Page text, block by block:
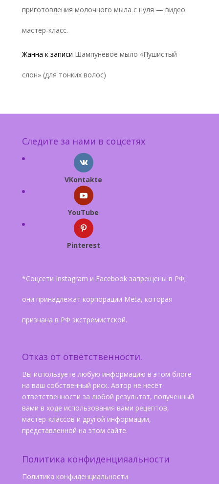
приготовления молочного мыла с нуля — видео
мастер-класс.
Жанна к записи Шампуневое мыло «Пушистый
слон» (для тонких волос)
Следите за нами в соцсетях
VKontakte
YouTube
Pinterest
*Соцсети Instagram и Facebook запрещены в РФ;
они принадлежат корпорации Meta, которая
признана в РФ экстремистской.
Отказ от ответственности.
Вы используете любую информацию в этом блоге
на ваш собственный риск. Автор не несёт
ответственности за любой результат, полученный
вами в ходе использования вами рецептов,
мастер-классов и другой информации,
представленной на этом сайте.
Политика конфиденцияальности
Политика конфиденциальности